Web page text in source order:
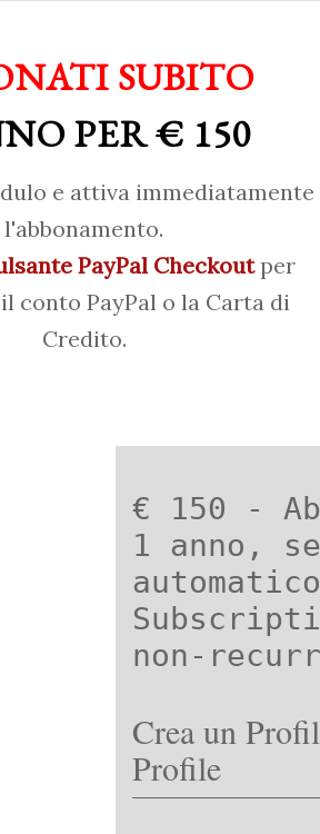
SUBITO
PER € 150
e attiva immediatamente
l'abbonamento.
PayPal Checkoutper
conto PayPal o la Carta di
Credito.
€ 150 -
1 anno,
non-
Crea un
Profile